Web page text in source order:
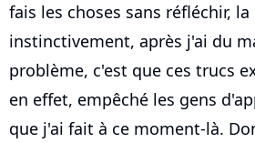
fais les choses sans réfléchir,
instinctivement, après j'ai du
problème, c'est que ces trucs
en effet, empêché les gens
que j'ai fait à ce moment-là.